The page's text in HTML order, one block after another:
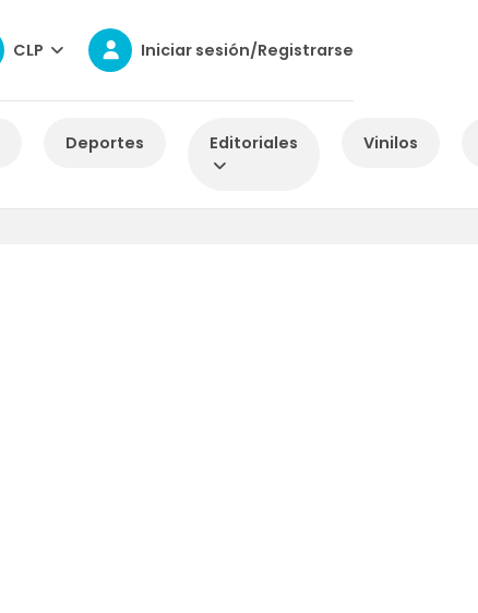
CLP Iniciar sesión/Registrarse
Deportes Editoriales Vinilos